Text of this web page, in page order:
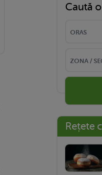
Caută
Rețete